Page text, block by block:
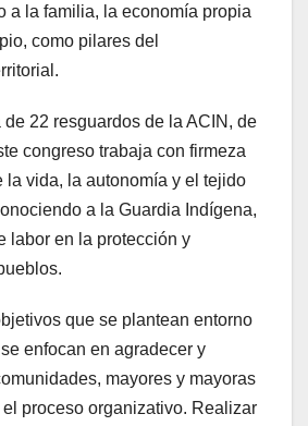
a la familia, la economía propia
como pilares del
22 resguardos de la ACIN, de
congreso trabaja con firmeza
la vida, la autonomía y el tejido
a la Guardia Indígena,
labor en la protección y
que se plantean entorno
enfocan en agradecer y
mayores y mayoras
proceso organizativo. Realizar